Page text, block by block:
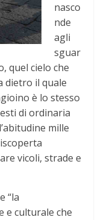
nasco
nde
agli
sguar
quel cielo che
dietro il quale
è lo stesso
di ordinaria
mille
vicoli, strade e
“la
e culturale che